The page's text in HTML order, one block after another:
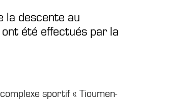
la descente au
été effectués par la
sportif « Tioumen-